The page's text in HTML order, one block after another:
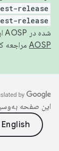
release
release
شده در AOSP ارجاع می‌دهد. برای اطلاعات بیشتر، به
AOSP مراجعه
این صفحه